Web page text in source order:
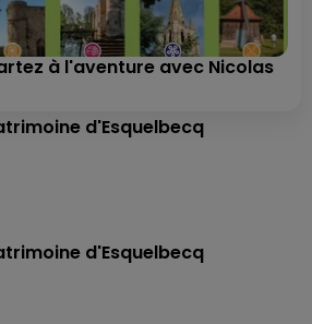
à l'aventure avec Nicolas
d'Esquelbecq
d'Esquelbecq